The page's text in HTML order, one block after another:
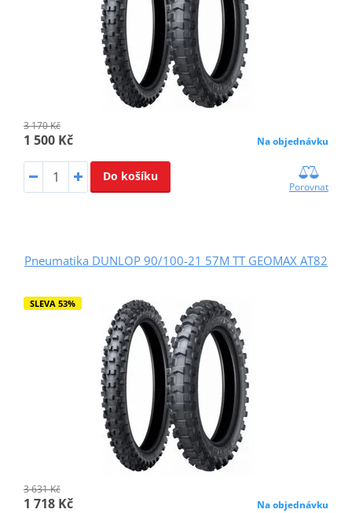
3 170 Kč
1 500 Kč Na objednávku
Do košíku
Porovnat
Pneumatika DUNLOP 90/100-21 57M TT GEOMAX AT82
SLEVA 53%
3 631 Kč
1 718 Kč Na objednávku